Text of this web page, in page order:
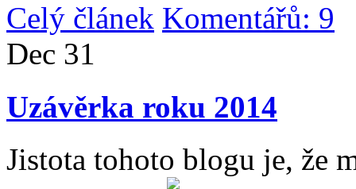
Celý článek Komentářů: 9
Dec 31
Uzávěrka roku 2014
Jistota tohoto blogu je, že